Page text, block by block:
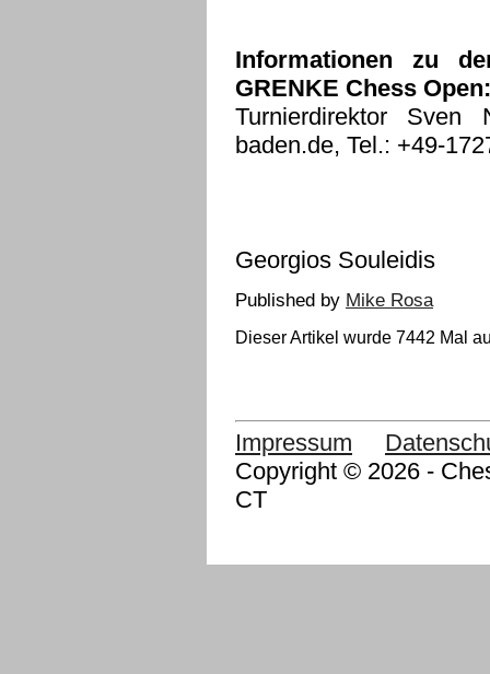
Informationen zu
GRENKE Chess Open:
Turnierdirektor Sven
baden.de, Tel.: +49-
Georgios Souleidis
Published by Mike Rosa
Dieser Artikel wurde 7442 Mal
Impressum
Copyright © 2026 -
CT